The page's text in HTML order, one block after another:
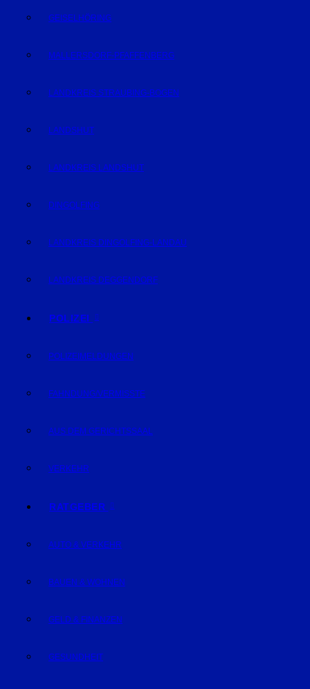
GEISELHÖRING
MALLERSDORF-PFAFFENBERG
LANDKREIS STRAUBING-BOGEN
LANDSHUT
LANDKREIS LANDSHUT
DINGOLFING
LANDKREIS DINGOLFING-LANDAU
LANDKREIS DEGGENDORF
POLIZEI
POLIZEIMELDUNGEN
FAHNDUNG/VERMISSTE
AUS DEM GERICHTSSAAL
VERKEHR
RATGEBER
AUTO & VERKEHR
BAUEN & WOHNEN
GELD & FINANZEN
GESUNDHEIT